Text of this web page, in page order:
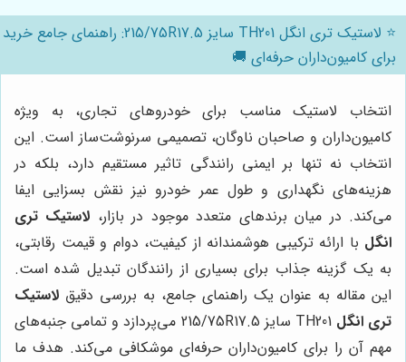
⭐️ لاستیک تری انگل TH201 سایز 215/75R17.5: راهنمای جامع خرید
برای کامیون‌داران حرفه‌ای 🚚
انتخاب لاستیک مناسب برای خودروهای تجاری، به ویژه
کامیون‌داران و صاحبان ناوگان، تصمیمی سرنوشت‌ساز است. این
انتخاب نه تنها بر ایمنی رانندگی تاثیر مستقیم دارد، بلکه در
هزینه‌های نگهداری و طول عمر خودرو نیز نقش بسزایی ایفا
می‌کند. در میان برندهای متعدد موجود در بازار، لاستیک تری
انگل با ارائه ترکیبی هوشمندانه از کیفیت، دوام و قیمت رقابتی،
به یک گزینه جذاب برای بسیاری از رانندگان تبدیل شده است.
این مقاله به عنوان یک راهنمای جامع، به بررسی دقیق لاستیک
تری انگل
TH201 سایز 215/75R17.5 می‌پردازد و تمامی جنبه‌های
مهم آن را برای کامیون‌داران حرفه‌ای موشکافی می‌کند. هدف ما